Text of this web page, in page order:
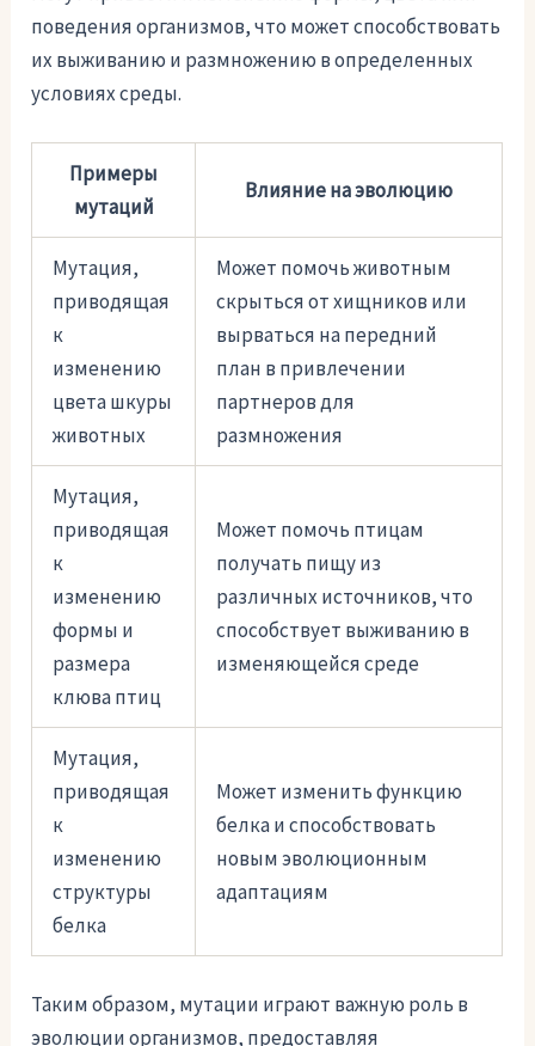
поведения организмов, что может способствовать
их выживанию и размножению в определенных
условиях среды.
Примеры
мутаций
Влияние на эволюцию
Мутация,
приводящая
к
изменению
цвета шкуры
животных
Может помочь животным
скрыться от хищников или
вырваться на передний
план в привлечении
партнеров для
размножения
Мутация,
приводящая
к
изменению
формы и
размера
клюва птиц
Может помочь птицам
получать пищу из
различных источников, что
способствует выживанию в
изменяющейся среде
Мутация,
приводящая
к
изменению
структуры
белка
Может изменить функцию
белка и способствовать
новым эволюционным
адаптациям
Таким образом, мутации играют важную роль в
эволюции организмов, предоставляя